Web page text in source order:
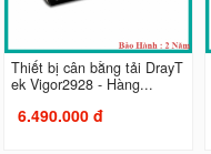
Thiết bị cân bằng tải DrayT
ek Vigor2928 - Hàng...
6.490.000 đ